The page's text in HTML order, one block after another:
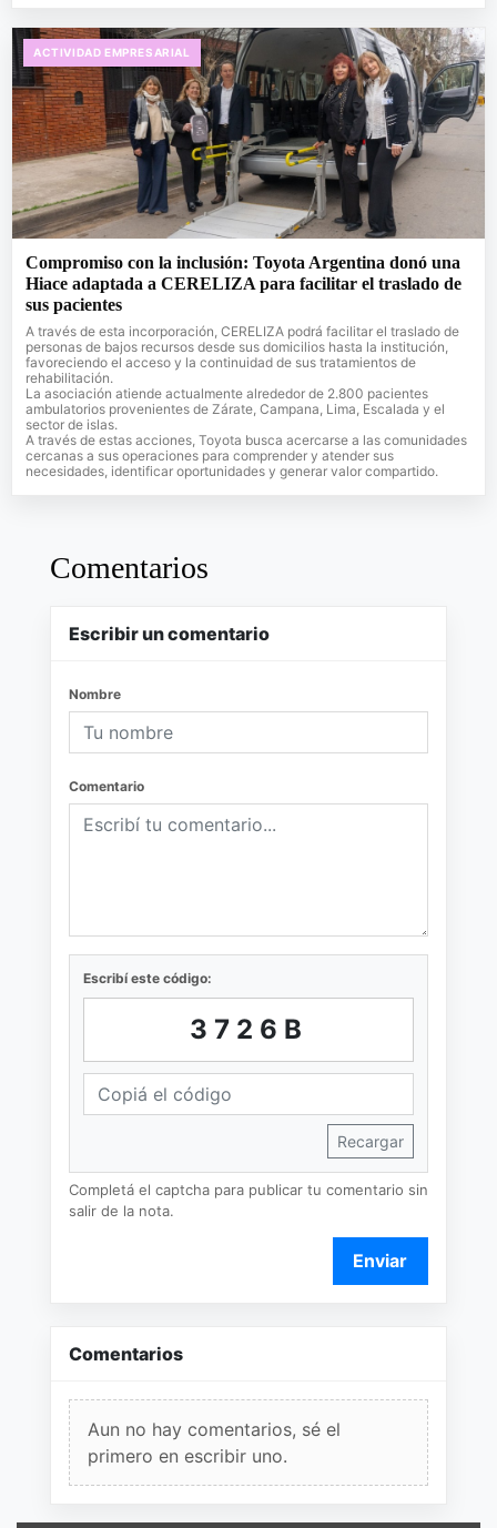
ACTIVIDAD EMPRESARIAL
Compromiso con la inclusión: Toyota Argentina donó una
Hiace adaptada a CERELIZA para facilitar el traslado de
sus pacientes
A través de esta incorporación, CERELIZA podrá facilitar el traslado de
personas de bajos recursos desde sus domicilios hasta la institución,
favoreciendo el acceso y la continuidad de sus tratamientos de
rehabilitación.
La asociación atiende actualmente alrededor de 2.800 pacientes
ambulatorios provenientes de Zárate, Campana, Lima, Escalada y el
sector de islas.
A través de estas acciones, Toyota busca acercarse a las comunidades
cercanas a sus operaciones para comprender y atender sus
necesidades, identificar oportunidades y generar valor compartido.
Comentarios
Escribir un comentario
Nombre
Comentario
Escribí este código:
3726B
Recargar
Completá el captcha para publicar tu comentario sin
salir de la nota.
Enviar
Comentarios
Aun no hay comentarios, sé el
primero en escribir uno.